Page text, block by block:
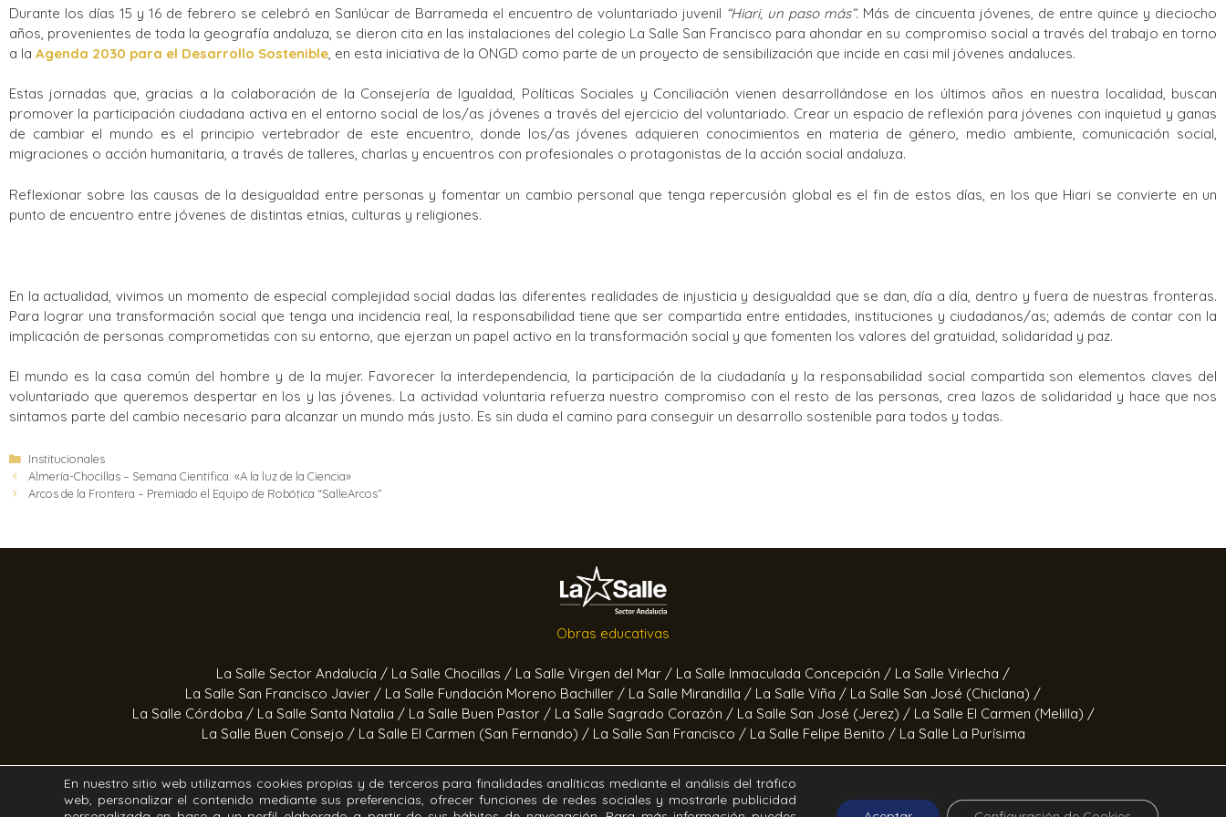
Ciclos Formativos
Durante los días 15 y 16 de febrero se celebró en Sanlúcar de Barrameda el encuentro de voluntariado juvenil “Hiari, un paso más”. Más de cincuenta jóvenes, de entre quince y dieciocho
años, provenientes de toda la geografía andaluza, se dieron cita en las instalaciones del colegio La Salle San Francisco para ahondar en su compromiso social a través del trabajo en torno
a la Agenda 2030 para el Desarrollo Sostenible , en esta iniciativa de la ONGD como parte de un proyecto de sensibilización que incide en casi mil jóvenes andaluces.
Estas jornadas que, gracias a la colaboración de la Consejería de Igualdad, Políticas Sociales y Conciliación vienen desarrollándose en los últimos años en nuestra localidad, buscan
promover la participación ciudadana activa en el entorno social de los/as jóvenes a través del ejercicio del voluntariado. Crear un espacio de reflexión para jóvenes con inquietud y ganas
de cambiar el mundo es el principio vertebrador de este encuentro, donde los/as jóvenes adquieren conocimientos en materia de género, medio ambiente, comunicación social,
migraciones o acción humanitaria, a través de talleres, charlas y encuentros con profesionales o protagonistas de la acción social andaluza.
Reflexionar sobre las causas de la desigualdad entre personas y fomentar un cambio personal que tenga repercusión global es el fin de estos días, en los que Hiari se convierte en un
punto de encuentro entre jóvenes de distintas etnias, culturas y religiones.
En la actualidad, vivimos un momento de especial complejidad social dadas las diferentes realidades de injusticia y desigualdad que se dan, día a día, dentro y fuera de nuestras fronteras.
Para lograr una transformación social que tenga una incidencia real, la responsabilidad tiene que ser compartida entre entidades, instituciones y ciudadanos/as; además de contar con la
implicación de personas comprometidas con su entorno, que ejerzan un papel activo en la transformación social y que fomenten los valores del gratuidad, solidaridad y paz.
El mundo es la casa común del hombre y de la mujer. Favorecer la interdependencia, la participación de la ciudadanía y la responsabilidad social compartida son elementos claves del
voluntariado que queremos despertar en los y las jóvenes. La actividad voluntaria refuerza nuestro compromiso con el resto de las personas, crea lazos de solidaridad y hace que nos
sintamos parte del cambio necesario para alcanzar un mundo más justo. Es sin duda el camino para conseguir un desarrollo sostenible para todos y todas.
Institucionales
Almería-Chocillas – Semana Científica: «A la luz de la Ciencia»
Arcos de la Frontera – Premiado el Equipo de Robótica “SalleArcos”
Obras educativas
La Salle Sector Andalucía / La Salle Chocillas / La Salle Virgen del Mar / La Salle Inmaculada Concepción / La Salle Virlecha /
La Salle San Francisco Javier / La Salle Fundación Moreno Bachiller / La Salle Mirandilla / La Salle Viña / La Salle San José (Chiclana) /
La Salle Córdoba / La Salle Santa Natalia / La Salle Buen Pastor / La Salle Sagrado Corazón / La Salle San José (Jerez) / La Salle El Carmen (Melilla) /
La Salle Buen Consejo / La Salle El Carmen (San Fernando) / La Salle San Francisco / La Salle Felipe Benito / La Salle La Purísima
Obras socioeducativas
En nuestro sitio web utilizamos cookies propias y de terceros para finalidades analíticas mediante el análisis del tráfico
web, personalizar el contenido mediante sus preferencias, ofrecer funciones de redes sociales y mostrarle publicidad